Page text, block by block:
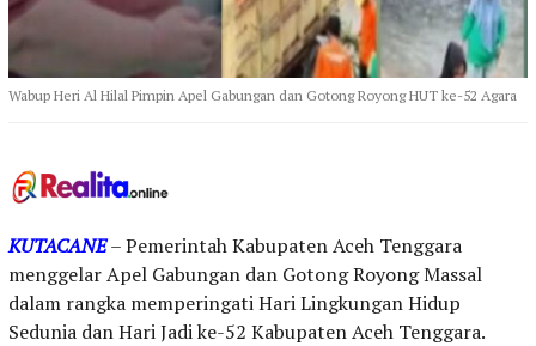
Wabup Heri Al Hilal Pimpin Apel Gabungan dan Gotong Royong HUT ke-52 Agara
KUTACANE– Pemerintah Kabupaten Aceh Tenggara
menggelar Apel Gabungan dan Gotong Royong Massal
dalam rangka memperingati Hari Lingkungan Hidup
Sedunia dan Hari Jadi ke-52 Kabupaten Aceh Tenggara.